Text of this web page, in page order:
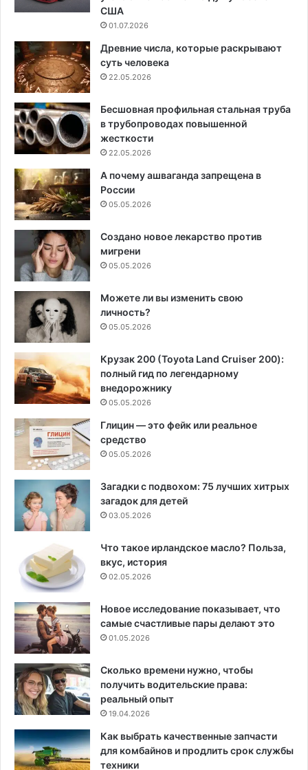
США
01.07.2026
Древние числа, которые раскрывают
суть человека
22.05.2026
Бесшовная профильная стальная труба
в трубопроводах повышенной
жесткости
22.05.2026
А почему ашваганда запрещена в
России
05.05.2026
Создано новое лекарство против
мигрени
05.05.2026
Можете ли вы изменить свою
личность?
05.05.2026
Крузак 200 (Toyota Land Cruiser 200):
полный гид по легендарному
внедорожнику
05.05.2026
Глицин — это фейк или реальное
средство
05.05.2026
Загадки с подвохом: 75 лучших хитрых
загадок для детей
03.05.2026
Что такое ирландское масло? Польза,
вкус, история
02.05.2026
Новое исследование показывает, что
самые счастливые пары делают это
01.05.2026
Сколько времени нужно, чтобы
получить водительские права:
реальный опыт
19.04.2026
Как выбрать качественные запчасти
для комбайнов и продлить срок службы
техники